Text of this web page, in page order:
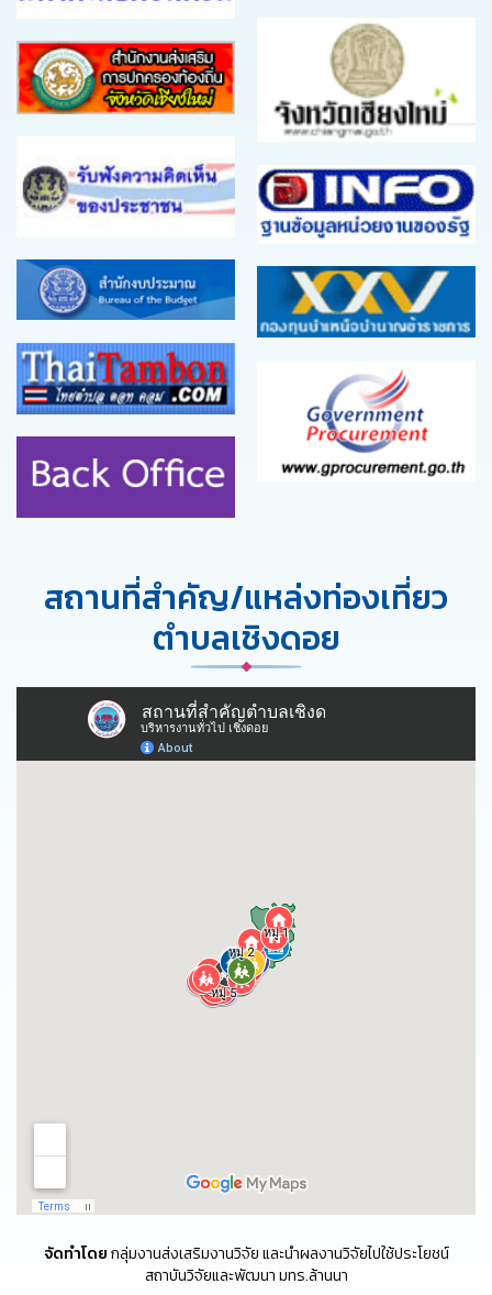
สถานที่สำคัญ/แหล่งท่องเที่ยว
ตำบลเชิงดอย
จัดทำโดยกลุ่มงานส่งเสริมงานวิจัย และนำผลงานวิจัยไปใช้ประโยชน์
สถาบันวิจัยและพัฒนา มทร.ล้านนา